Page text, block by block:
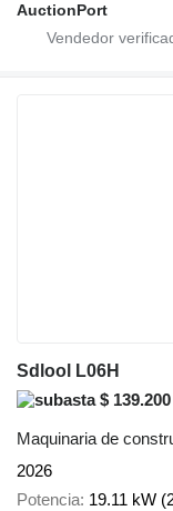
AuctionPort
Sdlool L06H
$ 139.200
Maquinaria de
2026
Potencia 19.11 kW